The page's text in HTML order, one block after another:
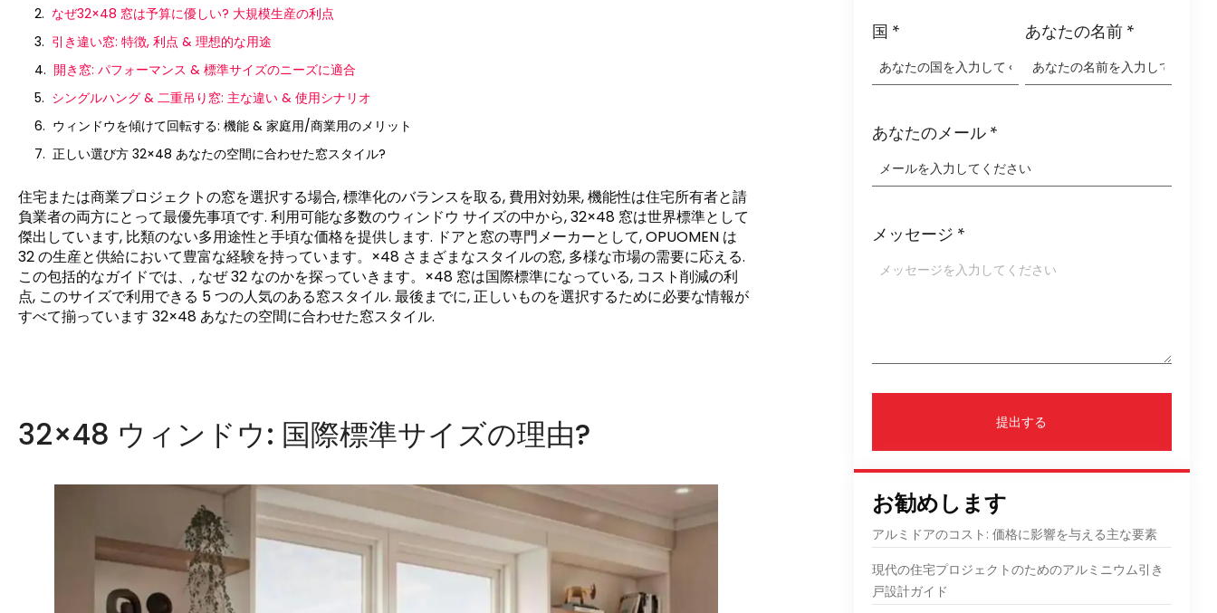
なぜ32×48 窓は予算に優しい? 大規模生産の利点
引き違い窓: 特徴, 利点 & 理想的な用途
開き窓: パフォーマンス & 標準サイズのニーズに適合
シングルハング & 二重吊り窓: 主な違い & 使用シナリオ
ウィンドウを傾けて回転する: 機能 & 家庭用/商業用のメリット
正しい選び方 32×48 あなたの空間に合わせた窓スタイル?
住宅または商業プロジェクトの窓を選択する場合, 標準化のバランスを取る, 費用対効果, 機能性は住宅所有者と請
負業者の両方にとって最優先事項です. 利用可能な多数のウィンドウ サイズの中から, 32×48 窓は世界標準として
傑出しています, 比類のない多用途性と手頃な価格を提供します. ドアと窓の専門メーカーとして, OPUOMEN は
32 の生産と供給において豊富な経験を持っています。×48 さまざまなスタイルの窓, 多様な市場の需要に応える.
この包括的なガイドでは、, なぜ 32 なのかを探っていきます。×48 窓は国際標準になっている, コスト削減の利
点, このサイズで利用できる 5 つの人気のある窓スタイル. 最後までに, 正しいものを選択するために必要な情報が
すべて揃っています 32×48 あなたの空間に合わせた窓スタイル.
32×48 ウィンドウ: 国際標準サイズの理由?
国 * あなたの名前 *
あなたのメール *
メッセージ *
提出する
お勧めします
アルミドアのコスト: 価格に影響を与える主な要素
現代の住宅プロジェクトのためのアルミニウム引き
戸設計ガイド